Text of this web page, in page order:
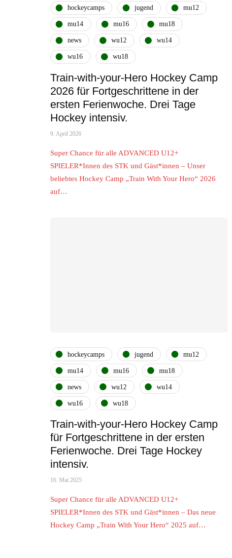
hockeycamps jugend mu12
mu14 mu16 mu18
news wu12 wu14
wu16 wu18
Train-with-your-Hero Hockey Camp
2026 für Fortgeschrittene in der
ersten Ferienwoche. Drei Tage
Hockey intensiv.
9. April 2026
Super Chance für alle ADVANCED U12+
SPIELER*Innen des STK und Gäst*innen – Unser
beliebtes Hockey Camp „Train With Your Hero“ 2026
auf…
hockeycamps jugend mu12
mu14 mu16 mu18
news wu12 wu14
wu16 wu18
Train-with-your-Hero Hockey Camp
für Fortgeschrittene in der ersten
Ferienwoche. Drei Tage Hockey
intensiv.
16. Mai 2025
Super Chance für alle ADVANCED U12+
SPIELER*Innen des STK und Gäst*innen – Das neue
Hockey Camp „Train With Your Hero“ 2025 auf…